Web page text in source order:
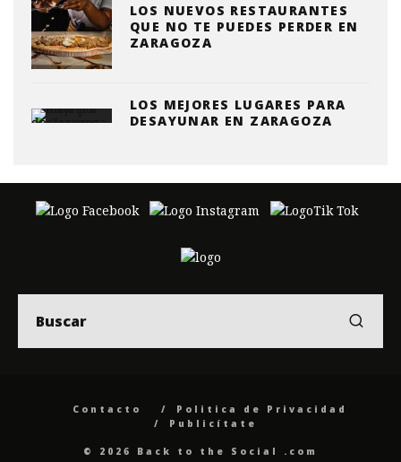
LOS NUEVOS RESTAURANTES
QUE NO TE PUEDES PERDER EN
ZARAGOZA
LOS MEJORES LUGARES PARA
DESAYUNAR EN ZARAGOZA
Contacto
Politica de Privacidad
Publicítate
© 2026 Back to the Social .com